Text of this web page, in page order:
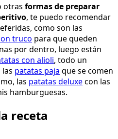
otras formas de preparar
, te puedo recomendar
como son las
truco para que queden
por dentro, luego están
con alioli, todo un
patatas paja que se comen
las patatas deluxecon las
hamburguesas.
receta